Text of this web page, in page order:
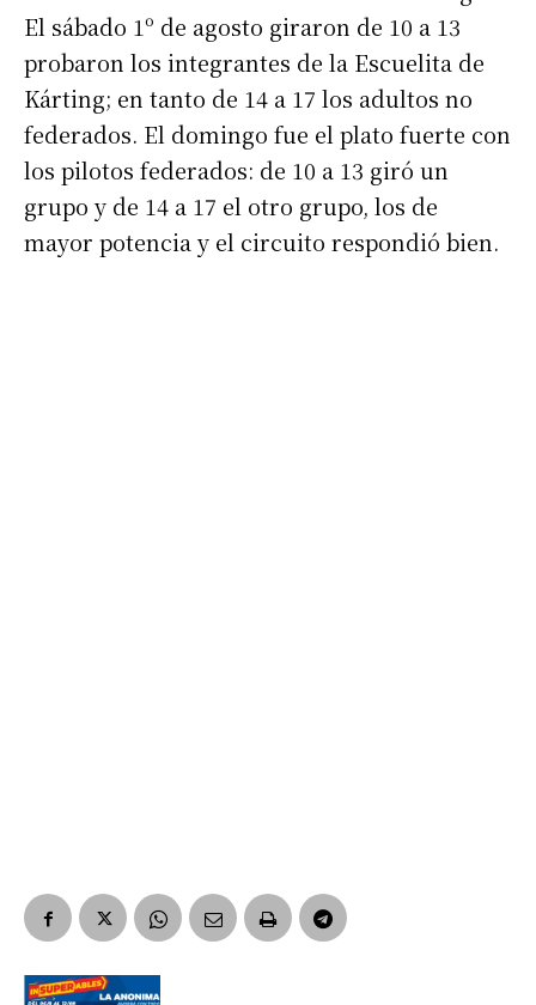
Apellidos
Número de teléfono
El sábado 1º de agosto giraron de 10 a 13
probaron los integrantes de la Escuelita de
Kárting; en tanto de 14 a 17 los adultos no
federados. El domingo fue el plato fuerte con
los pilotos federados: de 10 a 13 giró un
grupo y de 14 a 17 el otro grupo, los de
mayor potencia y el circuito respondió bien.